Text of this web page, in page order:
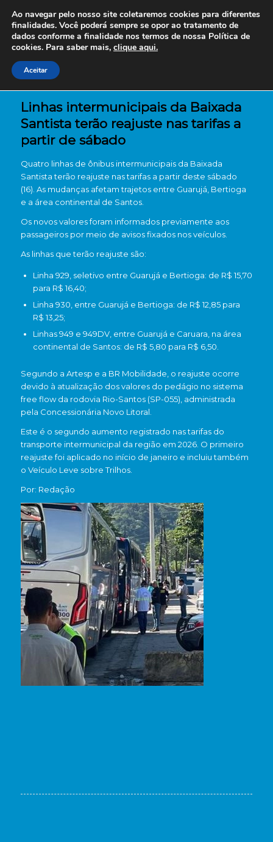
Linhas intermunicipais da Baixada
Santista terão reajuste nas tarifas a
partir de sábado
Quatro linhas de ônibus intermunicipais da Baixada
Santista terão reajuste nas tarifas a partir deste sábado
(16). As mudanças afetam trajetos entre Guarujá Bertioga
e a área continental de Santos.
Os novos valores foram informados previamente aos
passageiros por meio de avisos fixados nos veículos.
As linhas que terão reajuste são:
Linha 929, seletivo entre Guarujá e Bertioga: de R$ 15,70
para R$ 16,40;
Linha 930, entre Guarujá e Bertioga: de R$ 12,85 para
R$ 13,25;
Linhas 949 e 949DV, entre Guarujá e Caruara, na área
continental de Santos: de R$ 5,80 para R$ 6,50.
Segundo a Artesp e a BR Mobilidade , o reajuste ocorre
devido à atualização dos valores do pedágio no sistema
free flow da rodovia Rio-Santos (SP-055), administrada
pela Concessionária Novo Litoral.
Este é o segundo aumento registrado nas tarifas do
transporte intermunicipal da região em 2026. O primeiro
reajuste foi aplicado no início de janeiro e incluiu também
o Veículo Leve sobre Trilhos.
Por: Redação
Ao navegar pelo nosso site coletaremos cookies para diferentes
finalidades. Você poderá sempre se opor ao tratamento de
dados conforme a finalidade nos termos de nossa Política de
cookies. Para saber mais, clique aqui.
Aceitar